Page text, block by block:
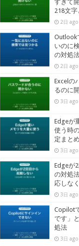
すぎて
218文
2日 ago
Outlook
いのに
の対処
2日 ago
Excelの
るのに
3日 ago
Edgeが
使う時
定まとめ
3日 ago
Edgeが
の対処
応しな
3日 ago
Copilot
です」
処法
3日 ago